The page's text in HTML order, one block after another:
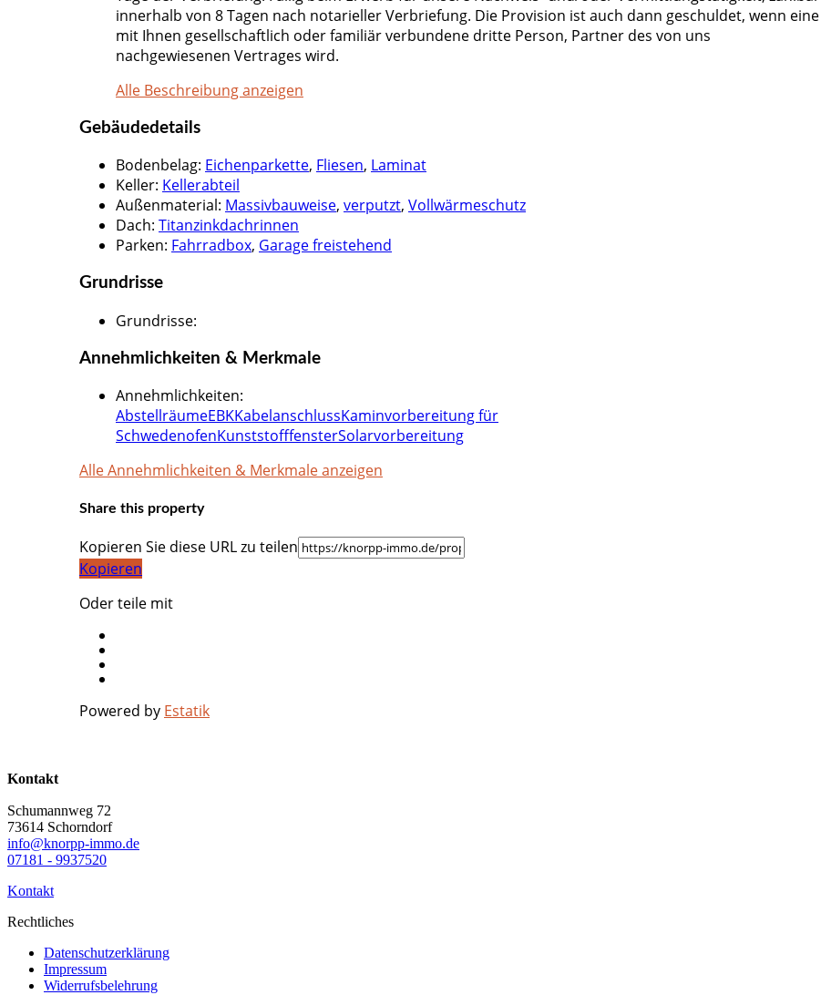
innerhalb von 8 Tagen nach notarieller Verbriefung. Die Provision ist auch dann geschuldet, wenn eine
mit Ihnen gesellschaftlich oder familiär verbundene dritte Person, Partner des von uns
nachgewiesenen Vertrages wird.
Alle Beschreibung anzeigen
Gebäudedetails
Bodenbelag: Eichenparkette, Fliesen, Laminat
Keller: Kellerabteil
Außenmaterial: Massivbauweise, verputzt, Vollwärmeschutz
Dach: Titanzinkdachrinnen
Parken: Fahrradbox, Garage freistehend
Grundrisse
Grundrisse:
Annehmlichkeiten & Merkmale
Annehmlichkeiten:
AbstellräumeEBKKabelanschlussKaminvorbereitung für
SchwedenofenKunststofffensterSolarvorbereitung
Alle Annehmlichkeiten & Merkmale anzeigen
Share this property
Kopieren Sie diese URL zu teilen
Kopieren
Oder teile mit
Powered by Estatik
Kontakt
Schumannweg 72
73614 Schorndorf
info@knorpp-immo.de
07181 - 9937520
Kontakt
Rechtliches
Datenschutzerklärung
Impressum
Widerrufsbelehrung